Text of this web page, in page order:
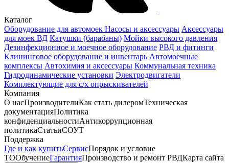
Каталог
Оборудование для автомоек Насосы и аксессуары Аксессуары
для моек ВД Катушки (барабаны) Мойки высокого давления
Дезинфекционное и моечное оборудование РВД и фитинги
Клининговое оборудование и инвентарь Автомоечные
комплексы Автохимия и аксессуары Коммунальная техника
Гидродинамические установки Электродвигатели
Комплектующие для с/х опрыскивателей
Компания
О насПроизводителиКак стать дилеромТехническая
документацияПолитика
конфиденциальностиАнтикоррупционная
политикаСтатьиСОУТ
Поддержка
Где и как купитьСервисПорядок и условие
ТООбучениеГарантияПроизводство и ремонт РВДКарта сайта